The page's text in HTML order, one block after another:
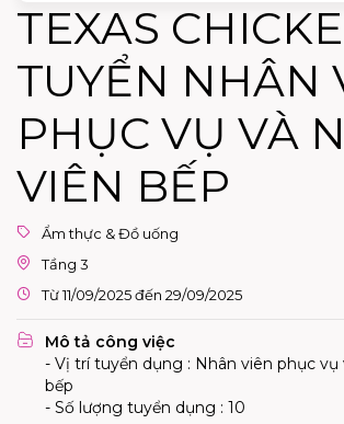
TEXAS
TUYỂN NHÂN
PHỤC VỤ VÀ
VIÊN BẾP
Ẩm thực & Đồ uống
Tầng 3
Từ 11/09/2025 đến 29/09/2025
Mô tả công việc
- Vị trí tuyển dụng : Nhân viên phục vụ
bếp
- Số lượng tuyển dụng : 10